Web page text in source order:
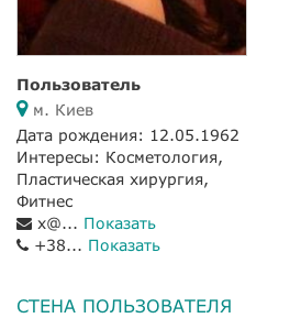
Пользователь
м. Киев
Дата рождения: 12.05.1962
Интересы: Косметология,
Пластическая хирургия,
Фитнес
x@... Показать
+38... Показать
СТЕНА ПОЛЬЗОВАТЕЛЯ